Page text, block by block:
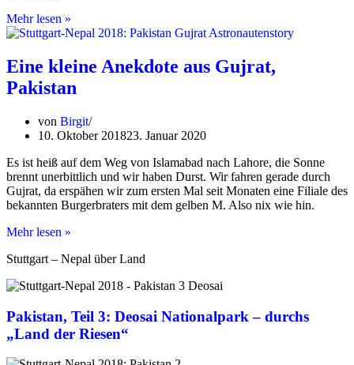
Mehr lesen »
Teil
Unterwegs
auf
dem
Highway
Eine kleine Anekdote aus Gujrat,
Pakistan
von Birgit
10. Oktober 201823. Januar 2020
Es ist heiß auf dem Weg von Islamabad nach Lahore, die Sonne
brennt unerbittlich und wir haben Durst. Wir fahren gerade durch
Gujrat, da erspähen wir zum ersten Mal seit Monaten eine Filiale des
bekannten Burgerbraters mit dem gelben M. Also nix wie hin.
Mehr lesen »
Anekdote
Gujrat,
Stuttgart – Nepal über Land
Pakistan, Teil 3: Deosai Nationalpark – durchs
„Land der Riesen“